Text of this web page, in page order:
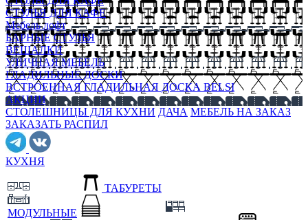
СТУЛЬЯ ДЛЯ КАФЕ
Мебель лофт
БАРНЫЕ СТУЛЬЯ
ВЕШАЛКИ
УЛИЧНАЯ МЕБЕЛЬ
ГЛАДИЛЬНЫЕ ДОСКИ
ВСТРОЕННАЯ ГЛАДИЛЬНАЯ ДОСКА BELSI
АКЦИИ
СТОЛЕШНИЦЫ ДЛЯ КУХНИ ДАЧА МЕБЕЛЬ НА ЗАКАЗ
ЗАКАЗАТЬ РАСПИЛ
КУХНЯ
МОДУЛЬНЫЕ
ТАБУРЕТЫ